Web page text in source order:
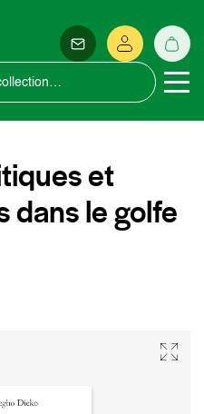
et
dans le golfe